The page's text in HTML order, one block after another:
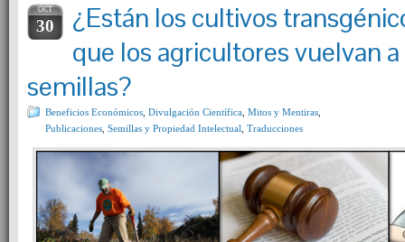
OCT
30
¿Están los cultivos
que los agricultores vuelvan
semillas?
Beneficios Económicos Divulgación Científica Mitos y Mentiras
Publicaciones Semillas y Propiedad Intelectual Traducciones